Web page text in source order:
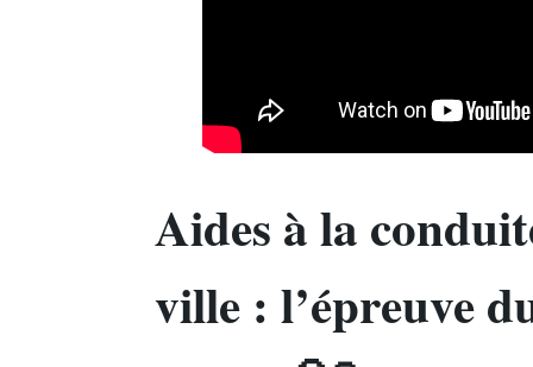
Aides à la
ville : l’épreuve